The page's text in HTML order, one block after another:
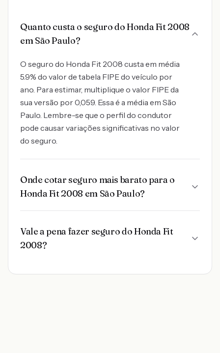
Quanto custa o seguro do Honda Fit 2008
em São Paulo?
O seguro do Honda Fit 2008 custa em média
5.9% do valor de tabela FIPE do veículo por
ano. Para estimar, multiplique o valor FIPE da
sua versão por 0,059. Essa é a média em São
Paulo. Lembre-se que o perfil do condutor
pode causar variações significativas no valor
do seguro.
Onde cotar seguro mais barato para o
Honda Fit 2008 em São Paulo?
Vale a pena fazer seguro do Honda Fit
2008?